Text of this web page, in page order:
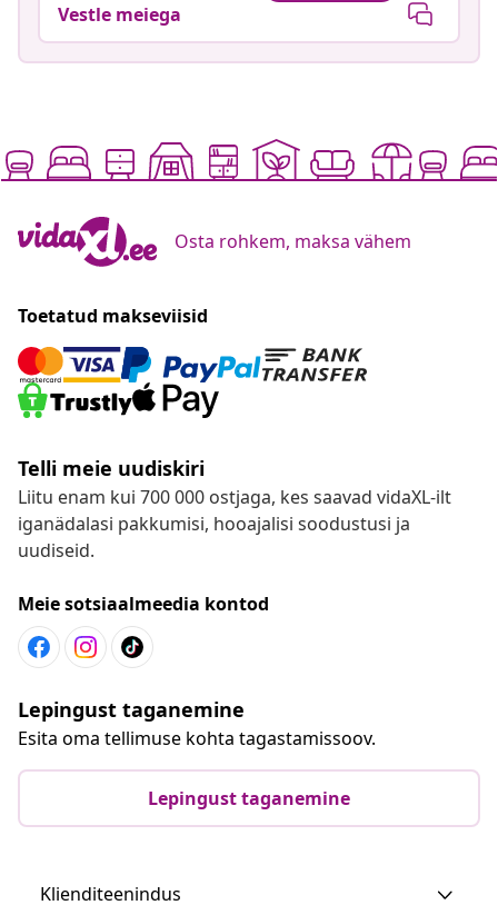
Vestle meiega
Osta rohkem, maksa vähem
Toetatud makseviisid
Telli meie uudiskiri
Liitu enam kui 700 000 ostjaga, kes saavad vidaXL-ilt
iganädalasi pakkumisi, hooajalisi soodustusi ja
uudiseid.
Meie sotsiaalmeedia kontod
Lepingust taganemine
Esita oma tellimuse kohta tagastamissoov.
Lepingust taganemine
Klienditeenindus